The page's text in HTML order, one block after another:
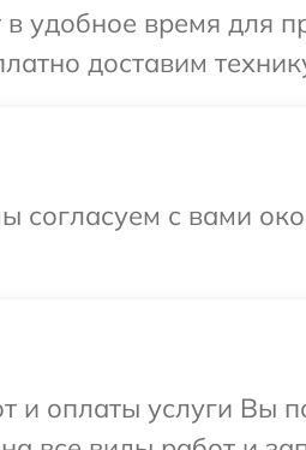
удобное время для
доставим
согласуем с вами
и оплаты услуги Вы